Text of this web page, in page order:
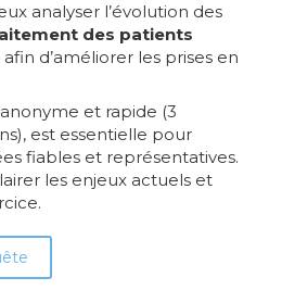
analyser l’évolution des
des patients
afin d’améliorer les prises en
et rapide (3
est essentielle pour
fiables et représentatives.
les enjeux actuels et